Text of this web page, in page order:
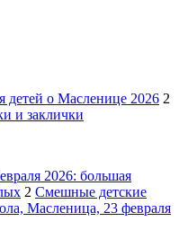
детей о Масленице 2026 2
и заклички
2026: большая
2 Смешные детские
Масленица, 23 февраля